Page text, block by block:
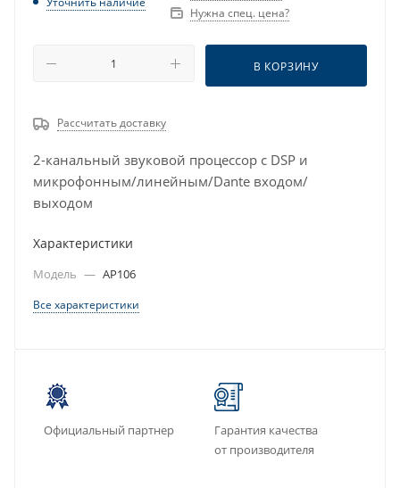
Нужна спец. цена?
В КОРЗИНУ
Рассчитать доставку
2-канальный звуковой процессор с DSP и
микрофонным/линейным/Dante входом/
выходом
Характеристики
Модель — AP106
Все характеристики
Официальный партнер
Гарантия качества
от производителя